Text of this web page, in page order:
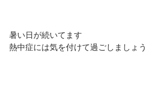
暑い日が続いてます
熱中症には気を付けて過ごしましょう